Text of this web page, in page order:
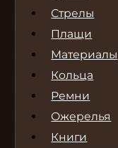
Стрелы
Плащи
Материалы
Кольца
Ремни
Ожерелья
Книги